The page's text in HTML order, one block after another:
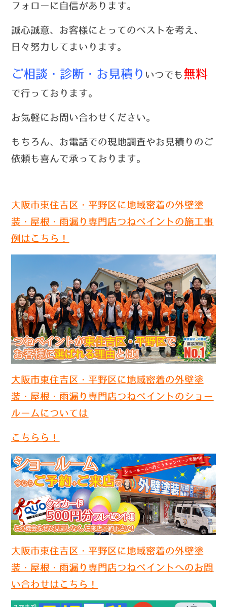
フォローに自信があります。
誠心誠意、お客様にとってのベストを考え、
日々努力してまいります。
ご相談・診断・お見積り いつでも 無料
で行っております。
お気軽にお問い合わせください。
もちろん、お電話での現地調査やお見積りのご
依頼も喜んで承っております。
大阪市東住吉区・平野区に地域密着の外壁塗
装・屋根・雨漏り専門店つねペイントの施工事
例はこちら！
大阪市東住吉区・平野区に地域密着の外壁塗
装・屋根・雨漏り専門店つねペイントのショー
ルームについては
こちらら！
大阪市東住吉区・平野区に地域密着の外壁塗
装・屋根・雨漏り専門店つねペイントへのお問
い合わせはこちら！